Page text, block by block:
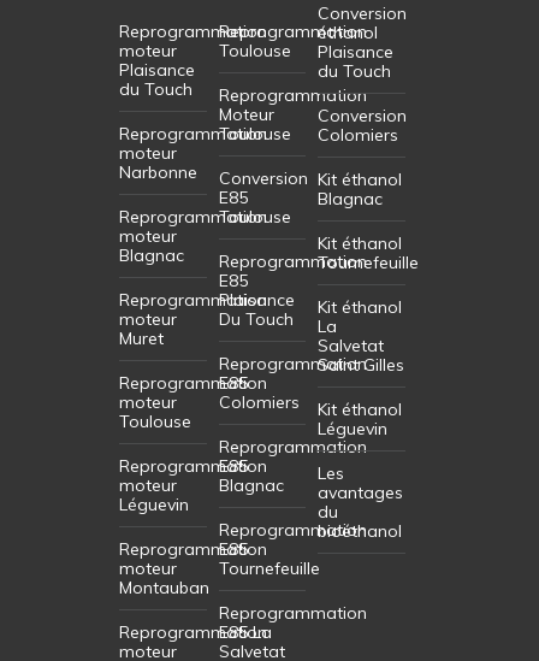
Reprogrammation
moteur
Plaisance
du Touch
Reprogrammation
moteur
Narbonne
Reprogrammation
moteur
Blagnac
Reprogrammation
moteur
Muret
Reprogrammation
moteur
Toulouse
Reprogrammation
moteur
Léguevin
Reprogrammation
moteur
Montauban
Reprogrammation
moteur
Reprogrammation
Toulouse
Reprogrammation
Moteur
Toulouse
Conversion
E85
Toulouse
Reprogrammation
E85
Plaisance
Du Touch
Reprogrammation
E85
Colomiers
Reprogrammation
E85
Blagnac
Reprogrammation
E85
Tournefeuille
Reprogrammation
E85 La
Salvetat
Conversion
éthanol
Plaisance
du Touch
Conversion
Colomiers
Kit éthanol
Blagnac
Kit éthanol
Tournefeuille
Kit éthanol
La
Salvetat
Saint Gilles
Kit éthanol
Léguevin
Les
avantages
du
bioéthanol